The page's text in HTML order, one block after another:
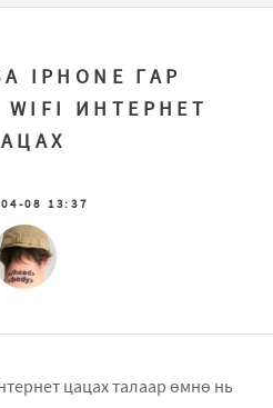
IPHONE ГАР
ИНТЕРНЕТ
08 13:37
цацах талаар өмнө нь